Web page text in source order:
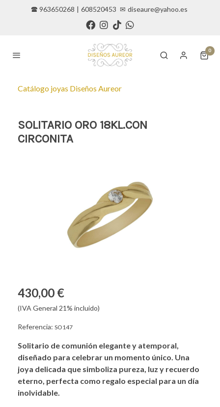
🕿 963650268 | 608520453 ✉ diseaure@yahoo.es
0
Catálogo joyas Diseños Aureor
SOLITARIO ORO 18KL.CON
CIRCONITA
430,00 €
(IVA General 21% incluido)
Referencia: SO147
Solitario de comunión elegante y atemporal,
diseñado para celebrar un momento único. Una
joya delicada que simboliza pureza, luz y recuerdo
eterno, perfecta como regalo especial para un día
inolvidable.